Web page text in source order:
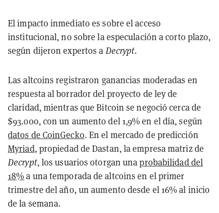
El impacto inmediato es sobre el acceso
institucional, no sobre la especulación a corto plazo,
según dijeron expertos a Decrypt.
Las altcoins registraron ganancias moderadas en
respuesta al borrador del proyecto de ley de
claridad, mientras que Bitcoin se negoció cerca de
$93.000, con un aumento del 1,9% en el día, según
datos de CoinGecko. En el mercado de predicción
Myriad, propiedad de Dastan, la empresa matriz de
Decrypt, los usuarios otorgan unaprobabilidad del
18%a una temporada de altcoins en el primer
trimestre del año, un aumento desde el 16% al inicio
de la semana.